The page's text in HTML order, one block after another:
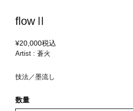
flowⅡ
¥20,000税込
Artist : 蒼火
技法／墨流し
数量